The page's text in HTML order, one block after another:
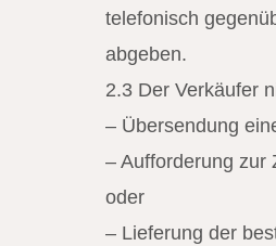
telefonisch
abgeben.
2.3 Der Verkäufer
– Übersendung
– Aufforderung zur
oder
– Lieferung der